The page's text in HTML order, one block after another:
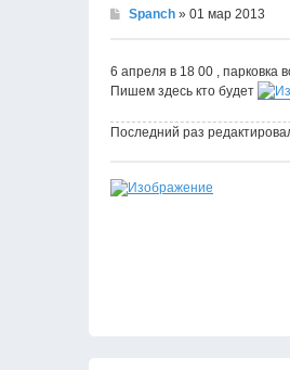
Spanch » 01 мар 2013
6 апреля в 18 00 , парковка
Пишем здесь кто будет
Последний раз